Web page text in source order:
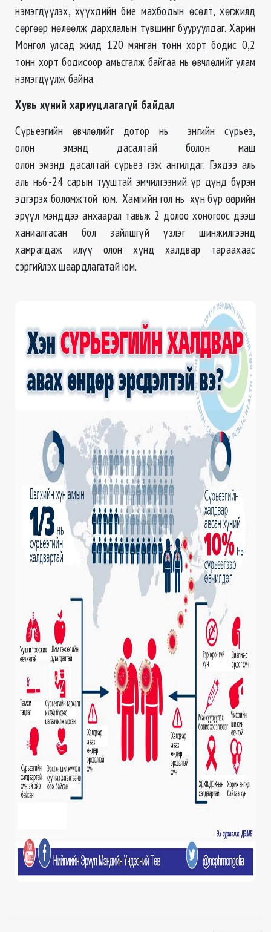
нэмэгдүүлэх, хүүхдийн бие махбодын өсөлт, хөгжилд
сөргөөр нөлөөлж дархлалын түвшинг бууруулдаг. Харин
Монгол улсад жилд 120 мянган тонн хорт бодис 0,2
тонн хорт бодисоор амьсгалж байгаа нь өвчлөлийг улам
нэмэгдүүлж байна.
Хувь хүний хариуцлагагүй байдал
Сүрьеэгийн өвчлөлийг дотор нь энгийн сүрьеэ,
олон эмэнд дасалтай болон маш
олон эмэнд дасалтай сүрьеэ гэж ангилдаг. Гэхдээ аль
аль нь6-24 сарын тууштай эмчилгээний үр дүнд бүрэн
эдгэрэх боломжтой юм. Хамгийн гол нь хүн бүр өөрийн
эрүүл мэнддээ анхаарал тавьж 2 долоо хоногоос дээш
ханиалгасан бол зайлшгүй үзлэг шинжилгээнд
хамрагдаж илүү олон хүнд халдвар тараахаас
сэргийлэх шаардлагатай юм.